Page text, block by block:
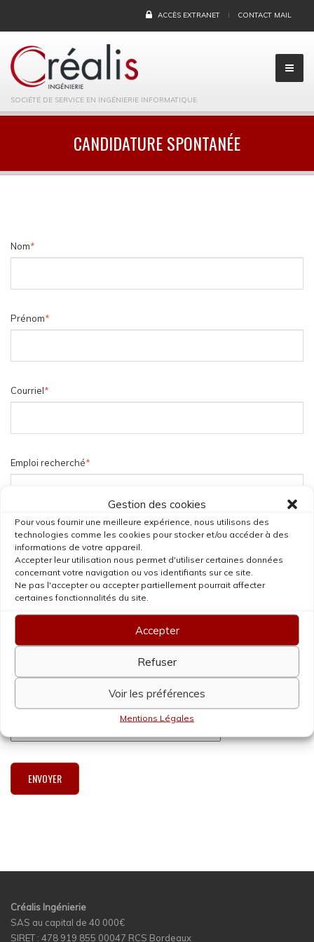
Gestion des cookies
Pour vous fournir une meilleure expérience, nous utilisons des
technologies comme les cookies pour stocker et/ou accéder à des
informations de votre appareil.
Accepter leur utilisation nous permet d'utiliser certaines données
concernant votre navigation ou vos identifiants sur ce site.
Ne pas l'accepter ou accepter partiellement pourrait affecter
certaines fonctionnalités du site.
Accepter
Refuser
Voir les préférences
Mentions Légales
ACCÈS EXTRANET CONTACT MAIL
SOCIÉTÉ DE SERVICE EN INGÉNIERIE INFORMATIQUE
CANDIDATURE SPONTANÉE
Nom*
Prénom*
Courriel*
Emploi recherché*
Date de disponibilité*
Saisir les caractères ci-dessous*
Créalis Ingénierie
SAS au capital de 40 000€
SIRET : 478 919 855 00047 RCS Bordeaux